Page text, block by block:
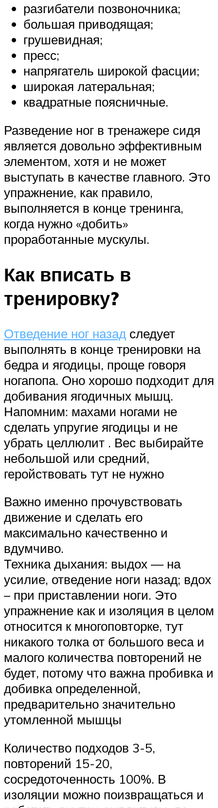
разгибатели позвоночника;
большая приводящая;
грушевидная;
пресс;
напрягатель широкой фасции;
широкая латеральная;
квадратные поясничные.
Разведение ног в тренажере сидя
является довольно эффективным
элементом, хотя и не может
выступать в качестве главного. Это
упражнение, как правило,
выполняется в конце тренинга,
когда нужно «добить»
проработанные мускулы.
Как вписать в
тренировку?
Отведение ног назад следует
выполнять в конце тренировки на
бедра и ягодицы, проще говоря
ногапопа. Оно хорошо подходит для
добивания ягодичных мышц.
Напомним: махами ногами не
сделать упругие ягодицы и не
убрать целлюлит . Вес выбирайте
небольшой или средний,
геройствовать тут не нужно
Важно именно прочувствовать
движение и сделать его
максимально качественно и
вдумчиво.
Техника дыхания: выдох — на
усилие, отведение ноги назад; вдох
– при приставлении ноги. Это
упражнение как и изоляция в целом
относится к многоповторке, тут
никакого толка от большого веса и
малого количества повторений не
будет, потому что важна пробивка и
добивка определенной,
предварительно значительно
утомленной мышцы
Количество подходов 3-5,
повторений 15-20,
сосредоточенность 100%. В
изоляции можно поизвращаться и